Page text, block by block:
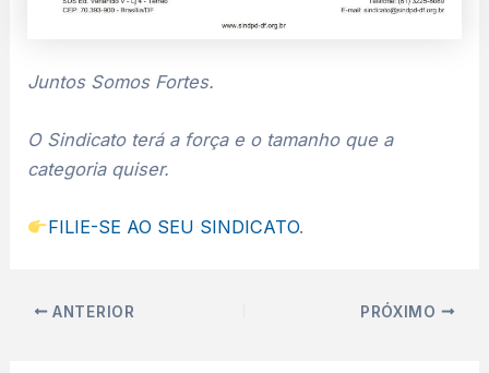
Juntos Somos Fortes.
O Sindicato terá a força e o tamanho que a
categoria quiser.
FILIE-SE AO SEU SINDICATO.
ANTERIOR PRÓXIMO